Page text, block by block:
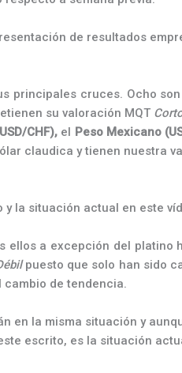
de resultados
principales cruces. Ocho
su valoración MQT
CHF), el Peso Mexicano
claudica y tienen nuestra
la situación actual en este
ellos a excepción del
puesto que solo han sido
de tendencia.
en la misma situación y
escrito, es la situación